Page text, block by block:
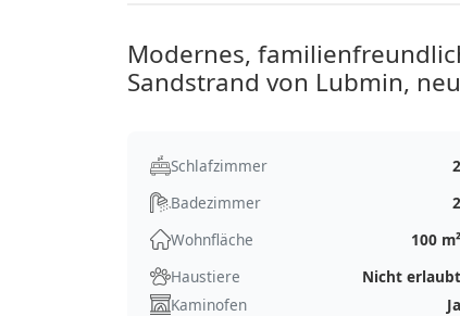
Modernes,
Sandstrand von Lubmin,
Schlafzimmer
2
Badezimmer
2
Wohnfläche
100 m²
Haustiere
Nicht erlaubt
Kaminofen
Ja